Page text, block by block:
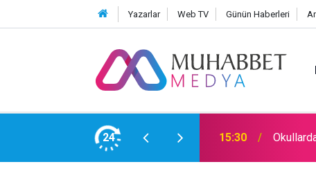
Yazarlar Web TV Günün Haberleri
24 15:30